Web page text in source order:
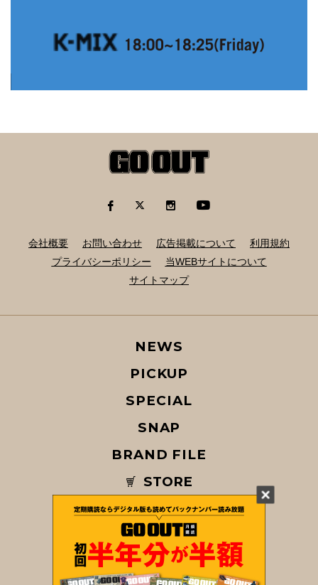
会社概要 お問い合わせ 広告掲載について
利用規約
プライバシーポリシー
当WEBサイトについて
サイトマップ
NEWS
PICKUP
SPECIAL
SNAP
BRAND FILE
STORE
MAGAZINE